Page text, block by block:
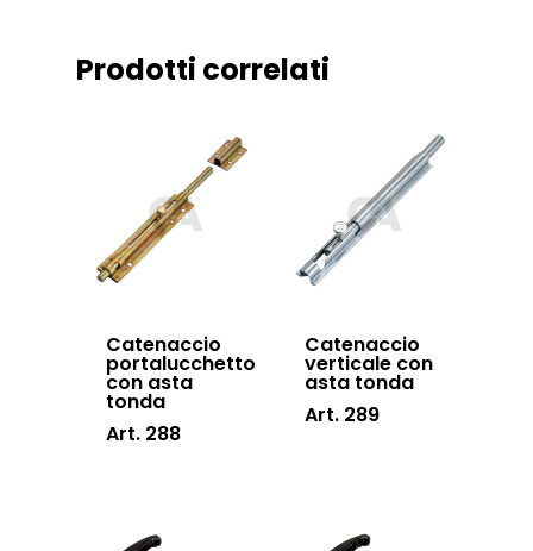
Prodotti correlati
Catenaccio
portalucchetto
con asta
tonda
Art. 288
Catenaccio
verticale con
asta tonda
Art. 289
Accessori
sospesi
Swing gates
accessories
Hardware
Inox
Lavora con noi